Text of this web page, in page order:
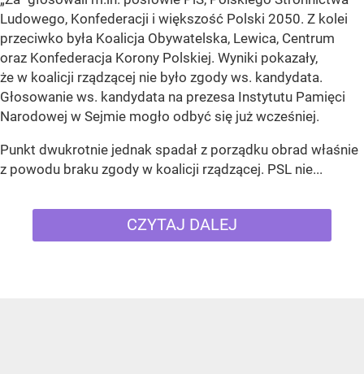
Ludowego, Konfederacji i większość Polski 2050. Z kolei
przeciwko była Koalicja Obywatelska, Lewica, Centrum
oraz Konfederacja Korony Polskiej. Wyniki pokazały,
że w koalicji rządzącej nie było zgody ws. kandydata.
Głosowanie ws. kandydata na prezesa Instytutu Pamięci
Narodowej w Sejmie mogło odbyć się już wcześniej.
Punkt dwukrotnie jednak spadał z porządku obrad właśnie
z powodu braku zgody w koalicji rządzącej. PSL nie...
CZYTAJ DALEJ